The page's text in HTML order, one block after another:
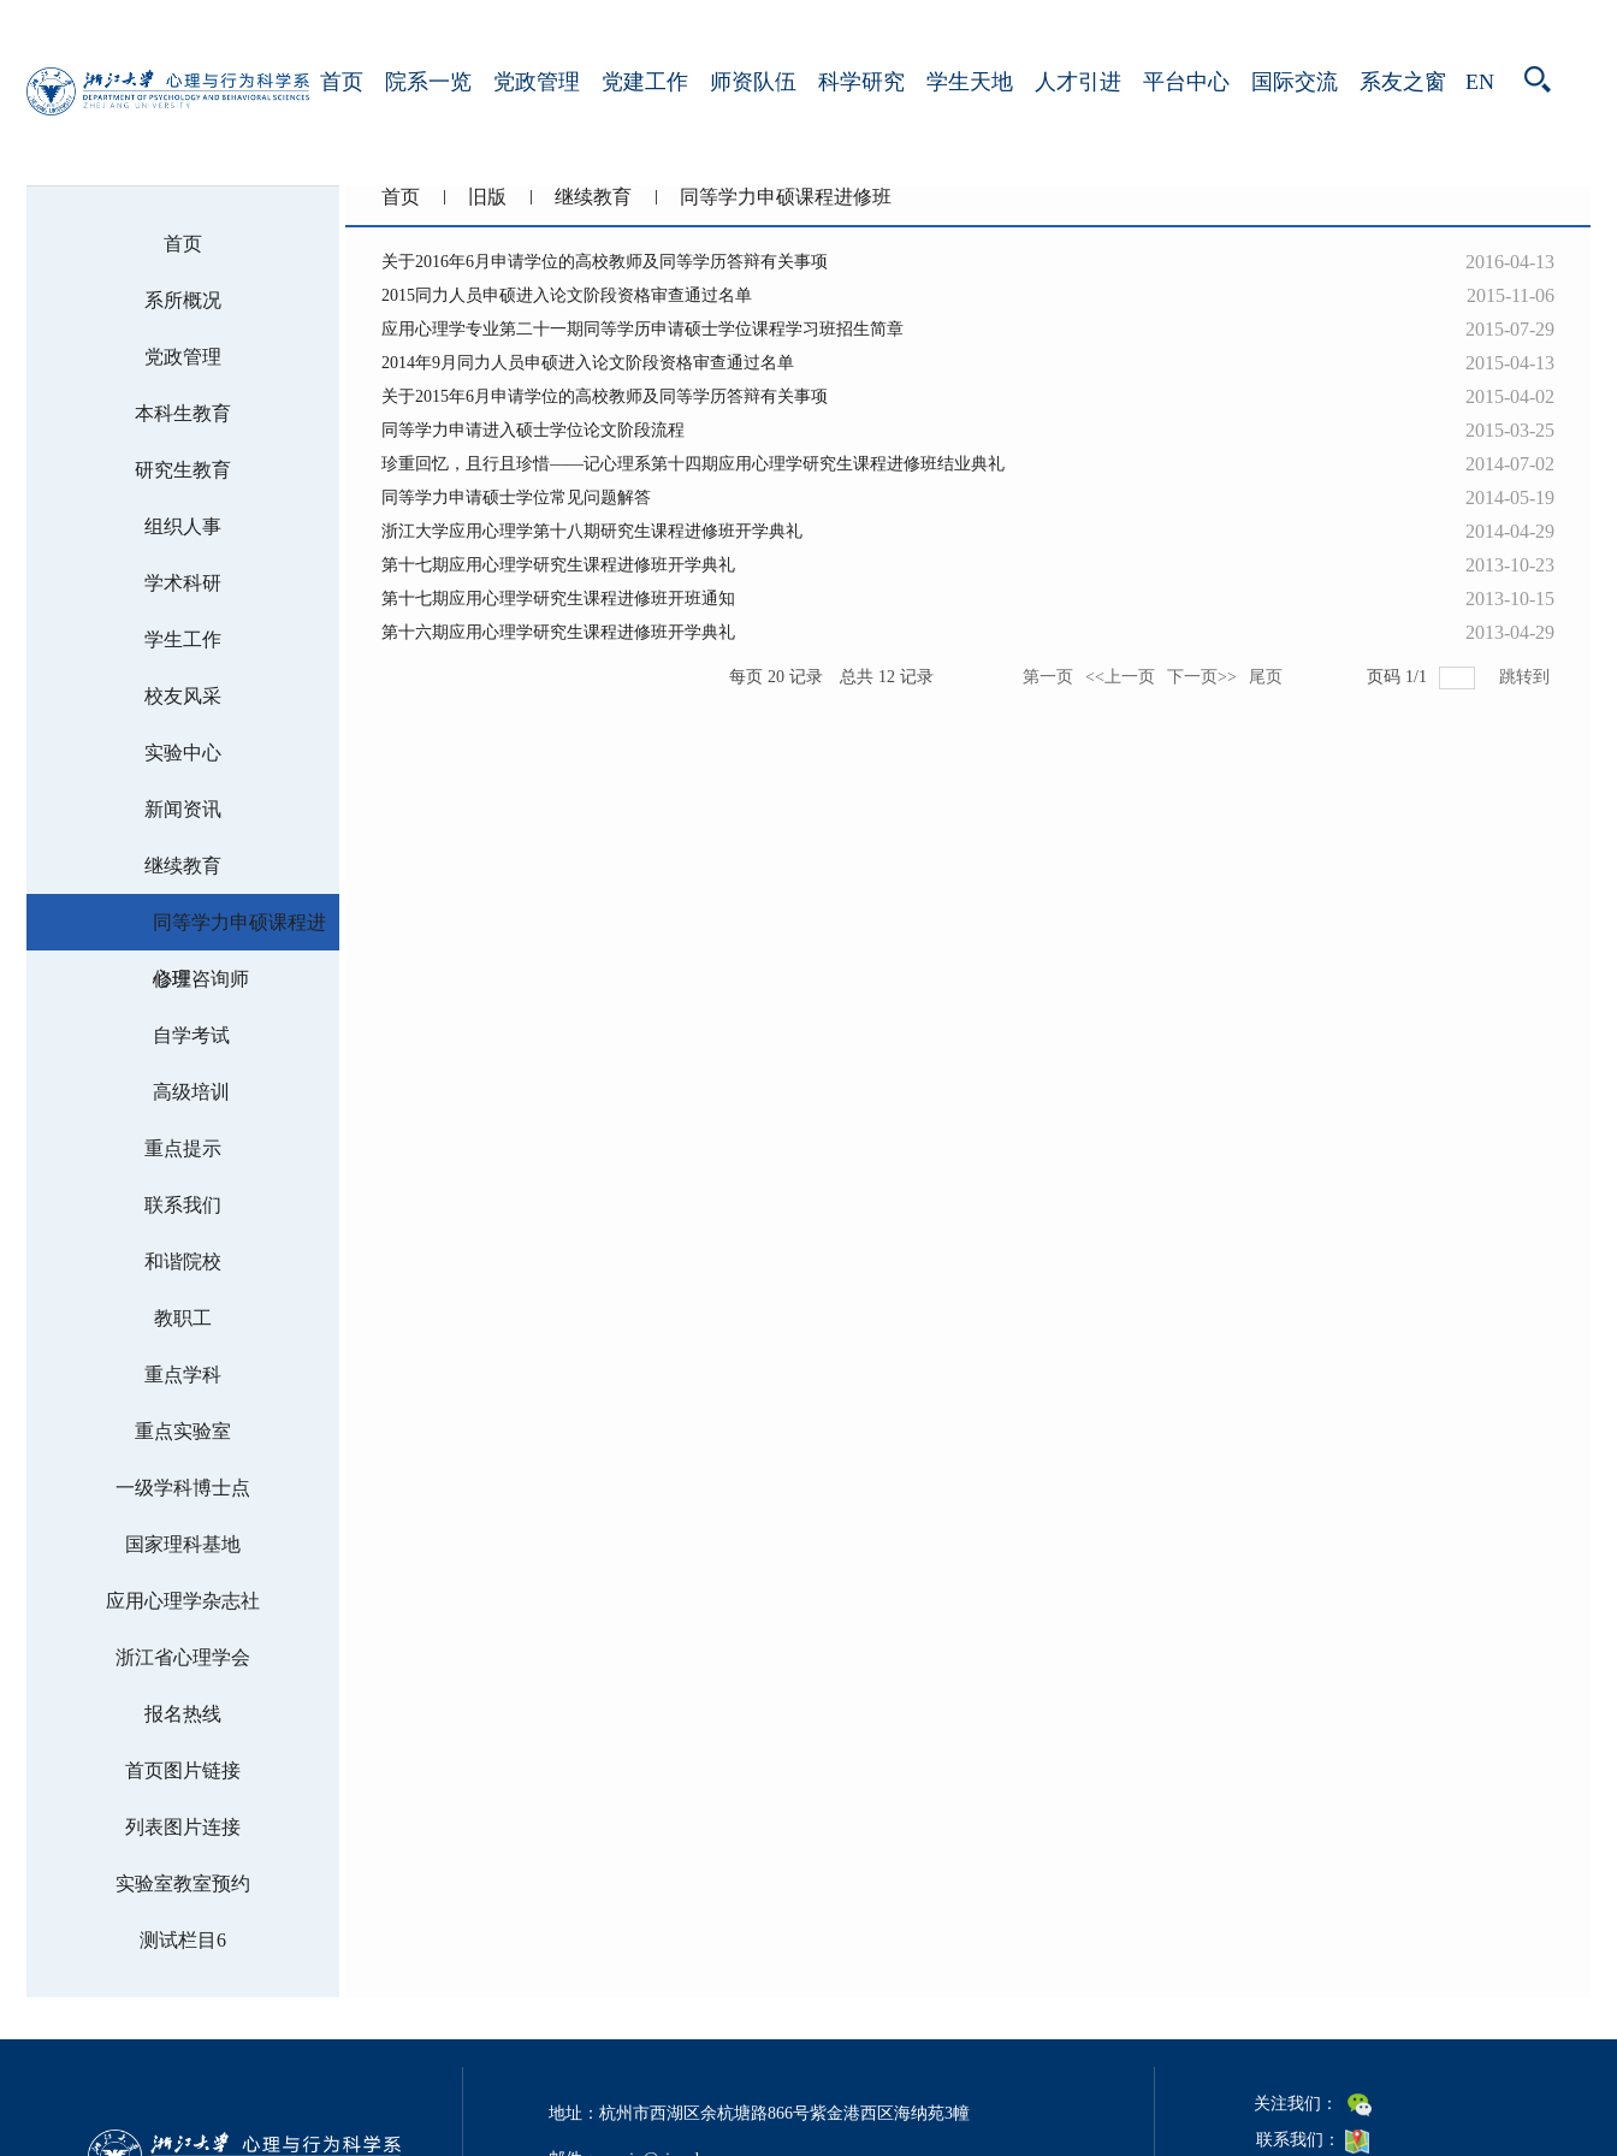
首页 院系一览 党政管理 党建工作 师资队伍 科学研究 学生天地 人才引进 平台中心 国际交流 系友之窗 EN
首页
系所概况
党政管理
本科生教育
研究生教育
组织人事
学术科研
学生工作
校友风采
实验中心
新闻资讯
继续教育
同等学力申硕课程进
修班
心理咨询师
自学考试
高级培训
重点提示
联系我们
和谐院校
教职工
重点学科
重点实验室
一级学科博士点
国家理科基地
应用心理学杂志社
浙江省心理学会
报名热线
首页图片链接
列表图片连接
实验室教室预约
测试栏目6
首页 旧版 继续教育 同等学力申硕课程进修班
关于2016年6月申请学位的高校教师及同等学历答辩有关事项 2016-04-13
2015同力人员申硕进入论文阶段资格审查通过名单 2015-11-06
应用心理学专业第二十一期同等学历申请硕士学位课程学习班招生简章 2015-07-29
2014年9月同力人员申硕进入论文阶段资格审查通过名单 2015-04-13
关于2015年6月申请学位的高校教师及同等学历答辩有关事项 2015-04-02
同等学力申请进入硕士学位论文阶段流程 2015-03-25
珍重回忆，且行且珍惜——记心理系第十四期应用心理学研究生课程进修班结业典礼 2014-07-02
同等学力申请硕士学位常见问题解答 2014-05-19
浙江大学应用心理学第十八期研究生课程进修班开学典礼 2014-04-29
第十七期应用心理学研究生课程进修班开学典礼 2013-10-23
第十七期应用心理学研究生课程进修班开班通知 2013-10-15
第十六期应用心理学研究生课程进修班开学典礼 2013-04-29
每页 20 记录 总共 12 记录 第一页 <<上一页 下一页>> 尾页 页码 1/1 跳转到
地址：杭州市西湖区余杭塘路866号紫金港西区海纳苑3幢
关注我们：
联系我们：